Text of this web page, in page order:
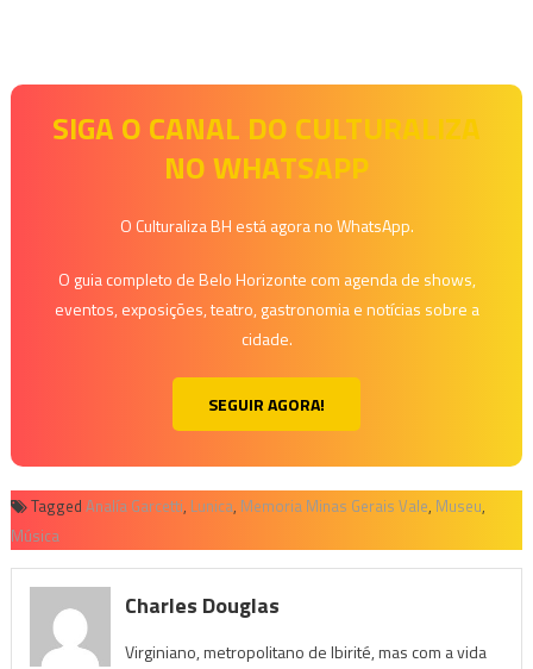
SIGA O CANAL DO CULTURALIZA
NO WHATSAPP
O Culturaliza BH está agora no WhatsApp.
O guia completo de Belo Horizonte com agenda de shows,
eventos, exposições, teatro, gastronomia e notícias sobre a
cidade.
SEGUIR AGORA!
Tagged Analía Garcetti, Lunica, Memoria Minas Gerais Vale, Museu,
Música
Charles Douglas
Virginiano, metropolitano de Ibirité, mas com a vida